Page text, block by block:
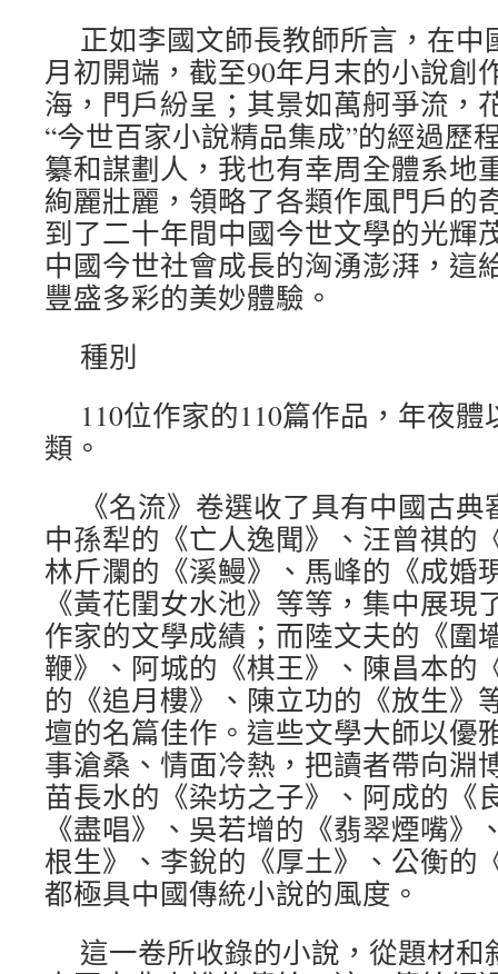
正如李國文師長教師所言，在中
月初開端，截至90年月末的小說創
海，門戶紛呈；其景如萬舸爭流，
“今世百家小說精品集成”的經過歷
纂和謀劃人，我也有幸周全體系地
絢麗壯麗，領略了各類作風門戶的
到了二十年間中國今世文學的光輝
中國今世社會成長的洶湧澎湃，這
豐盛多彩的美妙體驗。
種別
110位作家的110篇作品，年夜
類。
《名流》卷選收了具有中國古
中孫犁的《亡人逸聞》、汪曾祺的
林斤瀾的《溪鰻》、馬峰的《成婚
《黃花閨女水池》等等，集中展現
作家的文學成績；而陸文夫的《圍
鞭》、阿城的《棋王》、陳昌本的
的《追月樓》、陳立功的《放生》
壇的名篇佳作。這些文學大師以優
事滄桑、情面冷熱，把讀者帶向淵
苗長水的《染坊之子》、阿成的《
《盡唱》、吳若增的《翡翠煙嘴》
根生》、李銳的《厚土》、公衡的
都極具中國傳統小說的風度。
這一卷所收錄的小說，從題材